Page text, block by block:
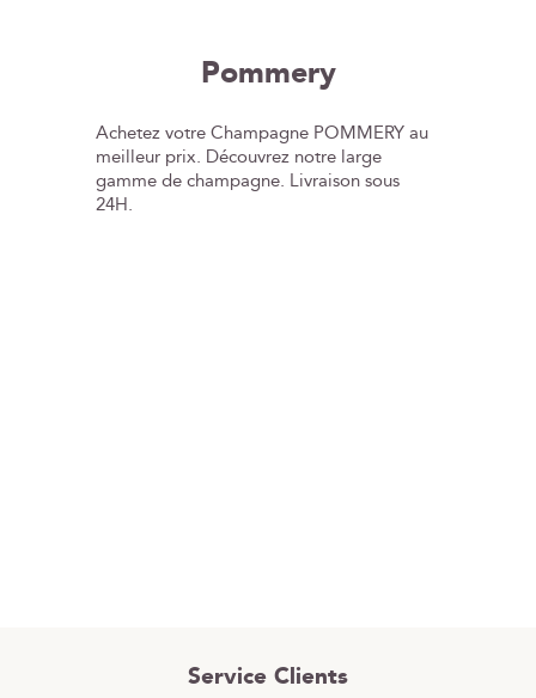
Pommery
Achetez votre Champagne POMMERY au
meilleur prix. Découvrez notre large
gamme de champagne. Livraison sous
24H.
Service Clients